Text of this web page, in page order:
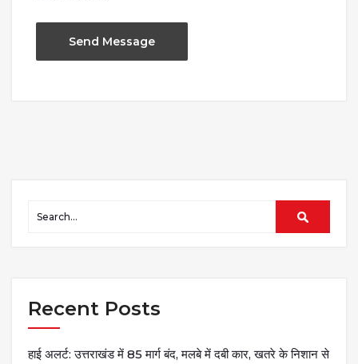
Recent Posts
हाई अलर्ट: उत्तराखंड में 85 मार्ग बंद, मलबे में दबी कार, खतरे के निशान से